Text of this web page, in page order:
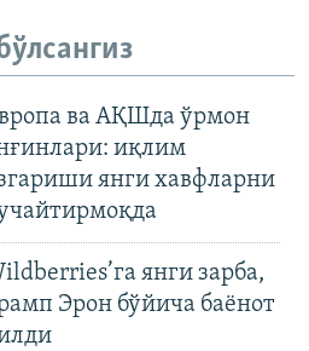
ва АҚШда ўрмон
иқлим
янги хавфларни
янги зарба,
Эрон бўйича баёнот